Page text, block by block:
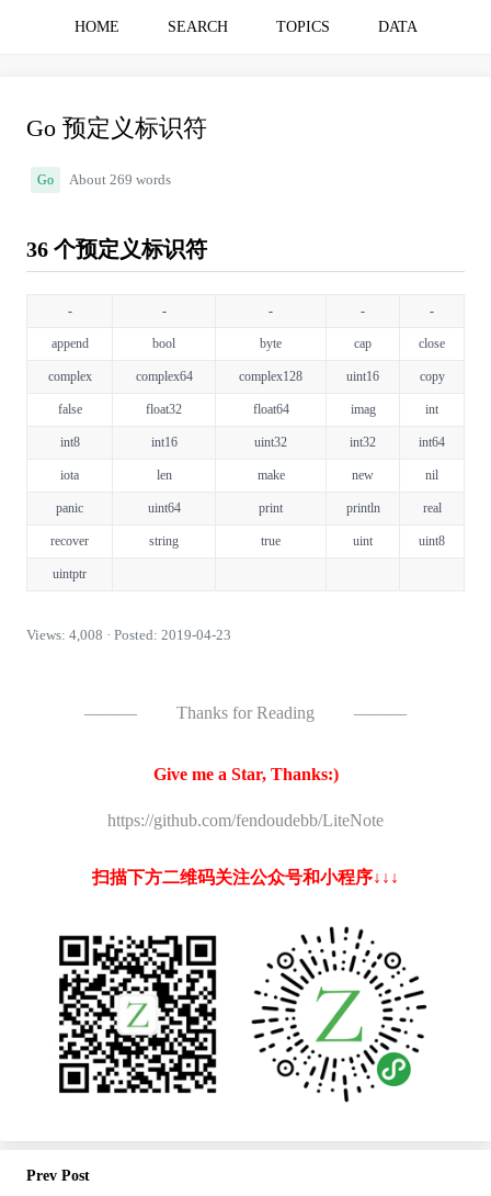
HOME SEARCH TOPICS DATA
Go 预定义标识符
Go About 269 words
36 个预定义标识符
- - - - -
append bool byte cap close
complex complex64 complex128 uint16 copy
false float32 float64 imag int
int8 int16 uint32 int32 int64
iota len make new nil
panic uint64 print println real
recover string true uint uint8
uintptr
Views: 4,008 · Posted: 2019-04-23
——— Thanks for Reading ———
Give me a Star, Thanks:)
https://github.com/fendoudebb/LiteNote
扫描下方二维码关注公众号和小程序↓↓↓
Prev Post